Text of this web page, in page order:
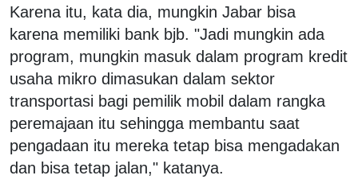
Karena itu, kata dia, mungkin Jabar bisa
karena memiliki bank bjb. "Jadi mungkin ada
program, mungkin masuk dalam program kredit
usaha mikro dimasukan dalam sektor
transportasi bagi pemilik mobil dalam rangka
peremajaan itu sehingga membantu saat
pengadaan itu mereka tetap bisa mengadakan
dan bisa tetap jalan," katanya.